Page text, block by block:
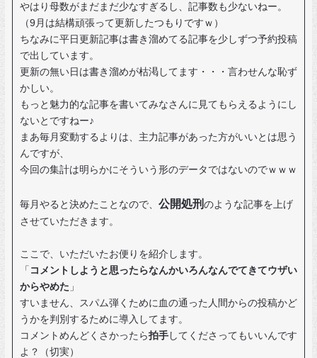
やはり母数がまだまだ少なすぎるし、記事数も少ないねー。
（9月は結構頑張って更新したつもりですｗ）
ちなみに平日更新記事は書き溜めてる記事を少しずつ予約投稿
で出しています。
更新の無い日は書き溜めが枯渇してます・・・言わせんな恥ず
かしい。
もっと魅力的な記事を書いてみなさんに見てもらえるようにし
ないとですねー♪
まあ毎月変動するよりは、主力記事があった方がいいとは思う
んですが、
今回の集計は明らかにそういう形のデータではないのでｗｗｗ
毎月やると決めたことなので、 公開処刑 のような記事を上げ
させていただきます。
ここで、いただいたお便りを紹介します。
「 コメントしようと思ったらなんかいろんなんでてきてウザい
からやめた 」
すいません、スパム弾くために血の通った人間からの投稿かど
うかを判別するために導入してます。
コメントめんどくさかったら拍手 してくださってもいいんです
よ？（切実）